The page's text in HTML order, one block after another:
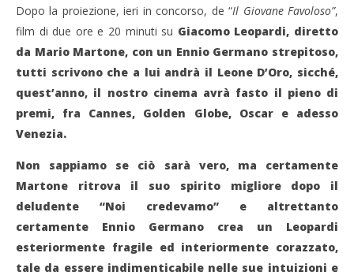
NOW VIEWING
Leopardi favoloso a Venezia
Redazione
Dopo la proiezione, ieri in concorso, de “Il Giovane Favoloso”,
film di due ore e 20 minuti su Giacomo Leopardi, diretto
da Mario Martone, con un Ennio Germano strepitoso,
tutti scrivono che a lui andrà il Leone D’Oro, sicché,
quest’anno, il nostro cinema avrà fasto il pieno di
premi, fra Cannes, Golden Globe, Oscar e adesso
Venezia.
Non sappiamo se ciò sarà vero, ma certamente
Martone ritrova il suo spirito migliore dopo il
deludente “Noi credevamo” e altrettanto
certamente Ennio Germano crea un Leopardi
esteriormente fragile ed interiormente corazzato,
tale da essere indimenticabile nelle sue intuizioni e